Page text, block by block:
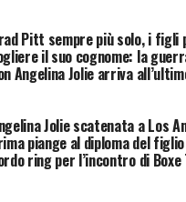
Pitt sempre più solo, i figli
il suo cognome: la
Angelina Jolie arriva
Jolie scatenata a Los
piange al diploma del
ring per l’incontro di Boxe